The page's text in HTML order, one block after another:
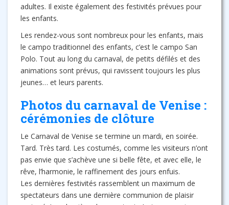
adultes. Il existe également des festivités prévues pour
les enfants.
Les rendez-vous sont nombreux pour les enfants, mais
le campo traditionnel des enfants, c’est le campo San
Polo. Tout au long du carnaval, de petits défilés et des
animations sont prévus, qui ravissent toujours les plus
jeunes… et leurs parents.
Photos du carnaval de Venise :
cérémonies de clôture
Le Carnaval de Venise se termine un mardi, en soirée.
Tard. Très tard. Les costumés, comme les visiteurs n’ont
pas envie que s’achève une si belle fête, et avec elle, le
rêve, l’harmonie, le raffinement des jours enfuis.
Les dernières festivités rassemblent un maximum de
spectateurs dans une dernière communion de plaisir